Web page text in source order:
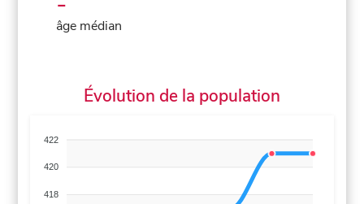
âge médian
Évolution de la population
422
420
418